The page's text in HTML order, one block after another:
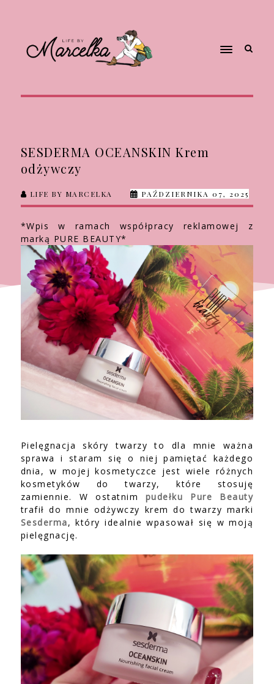
SESDERMA OCEANSKIN Krem
odżywczy
LIFE BY MARCELKA PAŹDZIERNIKA 07, 2025
*Wpis w ramach współpracy reklamowej z
marką PURE BEAUTY*
Pielęgnacja skóry twarzy to dla mnie ważna
sprawa i staram się o niej pamiętać każdego
dnia, w mojej kosmetyczce jest wiele różnych
kosmetyków do twarzy, które stosuję
zamiennie. W ostatnim pudełku Pure Beauty
trafił do mnie odżywczy krem do twarzy marki
Sesderma, który idealnie wpasował się w moją
pielęgnację.